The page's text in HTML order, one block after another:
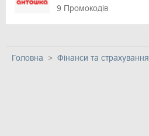
9 Промокодів
Головна Фінанси та страхування